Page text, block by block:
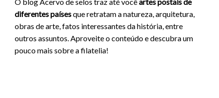
diferentes paísesque retratam a natureza, arquitetura,
obras de arte, fatos interessantes da história, entre
outros assuntos. Aproveite o conteúdo e descubra um
pouco mais sobre a filatelia!